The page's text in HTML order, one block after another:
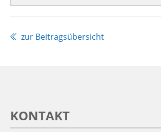
zur Beitragsübersicht
KONTAKT